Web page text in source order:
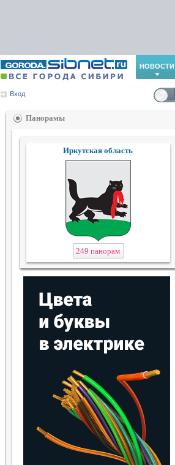
НОВОСТИ
Вход
Панорамы
Иркутская область
249 панорам